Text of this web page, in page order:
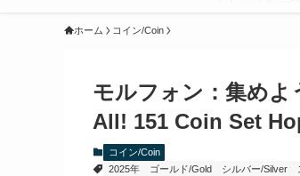
ホーム コイン/Coin
モルフォン：集めよ
All! 151 Coin Set
コイン/Coin
2025年
ゴールド/Gold シルバー/Silver